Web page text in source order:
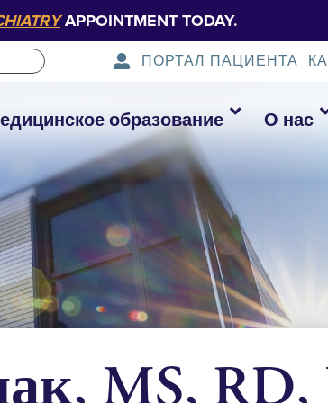
APPOINTMENT TODAY.
ПОРТАЛ ПАЦИЕНТА
образование О нас